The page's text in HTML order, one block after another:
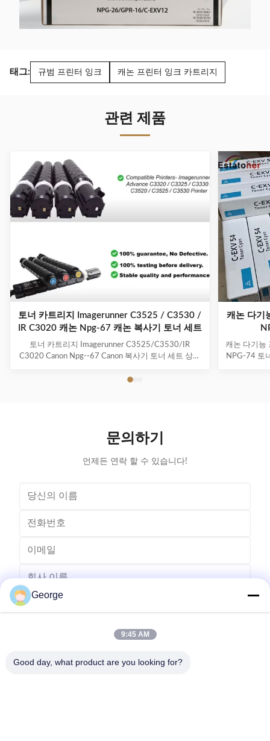
태그: 규범 프린터 잉크 캐논 프린터 잉크 카트리지
관련 제품
토너 카트리지 Imagerunner C3525 / C3530 /
IR C3020 캐논 Npg-67 캐논 복사기 토너 세트
토너 카트리지 Imagerunner C3525/C3530/IR
C3020 Canon Npg--67 Canon 복사기 토너 세트 상품
는 특히 복사기 기계에서 작동하는 우수한 품질의 토
이지 출력량은 36000입니다. 이 단색 토너의 인쇄 품
질은 훨씬 뛰어납니다. 이 NPG67 컬...
캐논 다기
캐논 다기능
NPG-74 토
문의하기
언제든 연락 할 수 있습니다!
George
9:45 AM
Good day, what product are you looking for?